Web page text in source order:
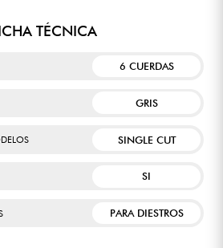
TÉCNICA
6 CUERDAS
GRIS
SINGLE CUT
SI
PARA DIESTROS